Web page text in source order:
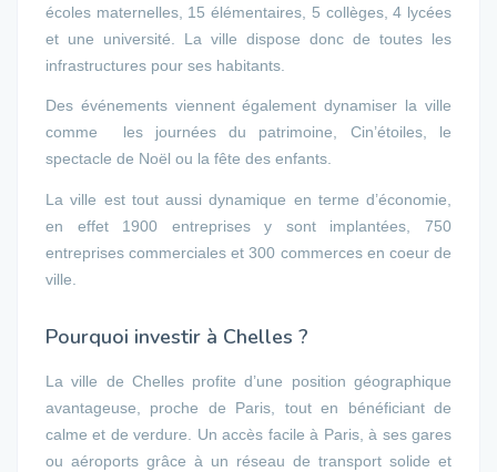
écoles maternelles, 15 élémentaires, 5 collèges, 4 lycées
et une université. La ville dispose donc de toutes les
infrastructures pour ses habitants.
Des événements viennent également dynamiser la ville
comme les journées du patrimoine, Cin’étoiles, le
spectacle de Noël ou la fête des enfants.
La ville est tout aussi dynamique en terme d’économie,
en effet 1900 entreprises y sont implantées, 750
entreprises commerciales et 300 commerces en coeur de
ville.
Pourquoi investir à Chelles ?
La ville de Chelles profite d’une position géographique
avantageuse, proche de Paris, tout en bénéficiant de
calme et de verdure. Un accès facile à Paris, à ses gares
ou aéroports grâce à un réseau de transport solide et